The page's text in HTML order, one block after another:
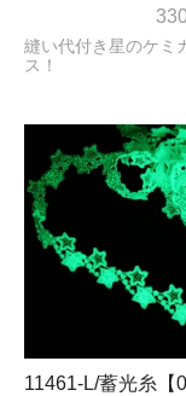
縫い代付き星のケミ
ス！
11461-L/蓄光糸【